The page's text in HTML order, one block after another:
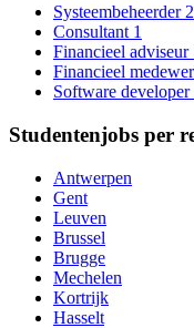
Systeembeheerder 2
Consultant 1
Financieel adviseur
Financieel
Software developer
Studentenjobs per
Antwerpen
Gent
Leuven
Brussel
Brugge
Mechelen
Kortrijk
Hasselt